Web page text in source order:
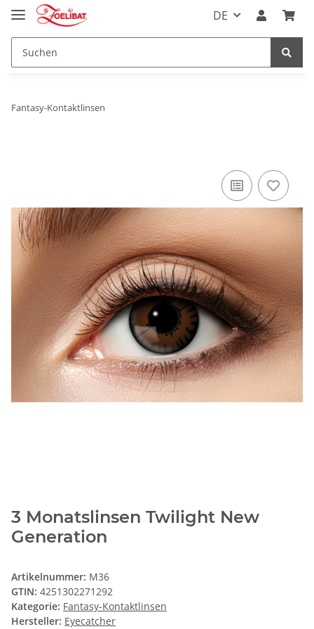
DE
Fantasy-Kontaktlinsen
3 Monatslinsen Twilight New
Generation
Artikelnummer: M36
GTIN: 4251302271292
Kategorie: Fantasy-Kontaktlinsen
Hersteller: Eyecatcher